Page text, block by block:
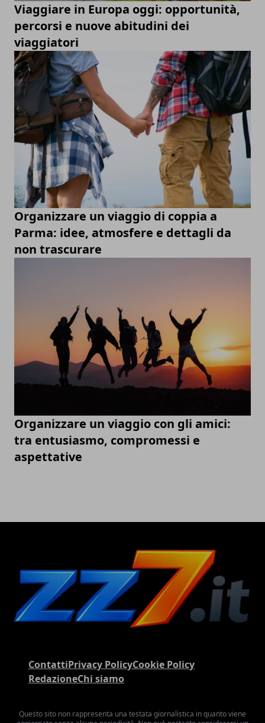
Viaggiare in Europa oggi: opportunità,
percorsi e nuove abitudini dei
viaggiatori
Organizzare un viaggio di coppia a
Parma: idee, atmosfere e dettagli da
non trascurare
Organizzare un viaggio con gli amici:
tra entusiasmo, compromessi e
aspettative
ContattiPrivacy PolicyCookie Policy
RedazioneChi siamo
Questo sito non rappresenta una testata giornalistica in quanto viene